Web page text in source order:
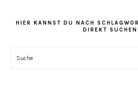
Kategorien
HIER KANNST DU NACH
DIREKT SUCHEN:
Suche